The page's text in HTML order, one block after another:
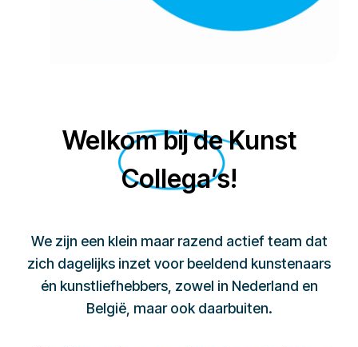
Welkom bij de Kunst
Collega’s!
We zijn een klein maar razend actief team dat
zich dagelijks inzet voor beeldend kunstenaars
én kunstliefhebbers, zowel in Nederland en
België, maar ook daarbuiten.